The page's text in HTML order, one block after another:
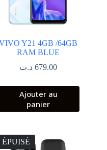
Y21 4GB /64GB
RAM BLUE
679.00 د.ت
Ajouter au
panier
ÉPUISÉ